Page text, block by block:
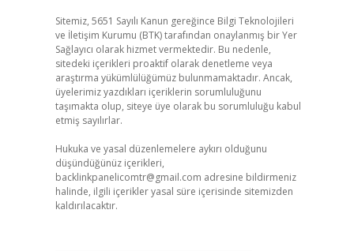
Sitemiz, 5651 Sayılı Kanun gereğince Bilgi Teknolojileri
ve İletişim Kurumu (BTK) tarafından onaylanmış bir Yer
Sağlayıcı olarak hizmet vermektedir. Bu nedenle,
sitedeki içerikleri proaktif olarak denetleme veya
araştırma yükümlülüğümüz bulunmamaktadır. Ancak,
üyelerimiz yazdıkları içeriklerin sorumluluğunu
taşımakta olup, siteye üye olarak bu sorumluluğu kabul
etmiş sayılırlar.
Hukuka ve yasal düzenlemelere aykırı olduğunu
düşündüğünüz içerikleri,
backlinkpanelicomtr@gmail.com adresine bildirmeniz
halinde, ilgili içerikler yasal süre içerisinde sitemizden
kaldırılacaktır.